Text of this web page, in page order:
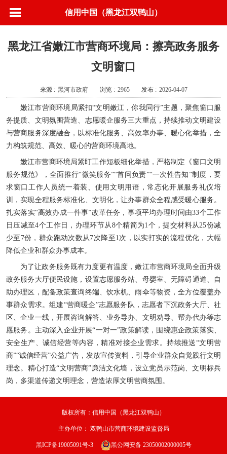
信用中国（黑龙江双鸭山）
黑龙江省嫩江市营商环境局：擦亮政务服务
文明窗口
来源 : 黑河市政府 浏览 : 2965 发布 : 2026-04-07
嫩江市营商环境局紧扣“文明嫩江，你我同行”主题，聚焦窗口服
务提质、文明氛围营造、志愿暖企服务三大重点，持续推动文明建设
与营商服务深度融合，以标准化服务、高效率办事、暖心化举措，全
力构筑规范、高效、暖心的营商环境高地。
嫩江市营商环境局紧盯工作短板细化举措，严格制定《窗口文明
服务规范》，全面推行“微笑服务”“首问负责”“一次性告知”制度，要
求窗口工作人员统一着装、使用文明用语，常态化开展服务礼仪培
训，实现全程服务标准化、文明化，让办事群众全程感受暖心服务。
扎实落实“高效办成一件事”改革任务，事项平均办理时间由33个工作
日压减至4个工作日，办理环节从8个精简为1个，提交材料从25份减
少至7份，群众跑动次数从7次降至1次，以实打实的流程优化，大幅
降低企业和群众办事成本。
为了让政务服务既有力度更有温度，嫩江市营商环境局全面升级
政务服务大厅便民设施，设置志愿服务站、母婴室、无障碍通道、自
助办理区，配备政策查询终端、饮水机、雨伞等物资，全方位覆盖办
事群众需求。组建“营商暖企”志愿服务队，志愿者下沉政务大厅、社
区、企业一线，开展咨询解答、业务导办、文明劝导、帮办代办等志
愿服务。主动深入企业开展“一对一”政策解读，围绕惠企政策落实、
安全生产、诚信经营等内容，精准对接企业需求。持续推送“文明营
商”“诚信经营”公益广告，发放宣传资料，引导企业群众自觉践行文明
理念。精心打造“文明营商”廉洁文化墙，设立党员示范岗、文明标兵
岗，多渠道传递文明理念，营造浓厚文明营商氛围。
版权所有：信用中国（黑龙江双鸭山）
主办单位： 双鸭山市营商环境建设监督局
黑ICP备19005091号-3 黑公网安备 23050002000005号